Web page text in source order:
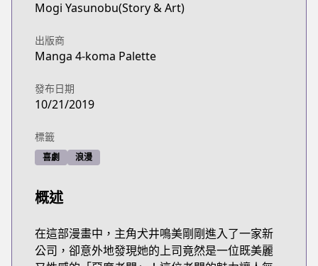
Mogi Yasunobu(Story & Art)
出版商
Manga 4-koma Palette
發布日期
10/21/2019
標籤
喜劇 浪漫
概述
在這部漫畫中，主角犬井鳴美剛剛進入了一家新
公司，卻意外地發現她的上司竟然是一位既美麗